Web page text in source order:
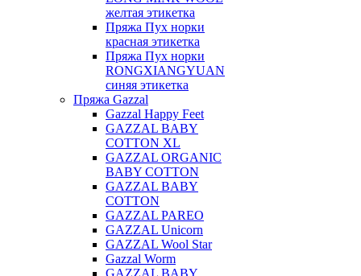
желтая этикетка
Пряжа Пух норки
красная этикетка
Пряжа Пух норки
RONGXIANGYUAN
синяя этикетка
Пряжа Gazzal
Gazzal Happy Feet
GAZZAL BABY
COTTON XL
GAZZAL ORGANIC
BABY COTTON
GAZZAL BABY
COTTON
GAZZAL PAREO
GAZZAL Unicorn
GAZZAL Wool Star
Gazzal Worm
GAZZAL BABY